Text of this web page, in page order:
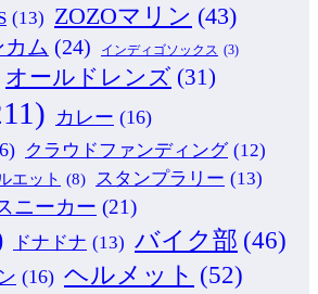
(13) ZOZOマリン (43)
カム (24) インディゴソックス (3)
オールドレンズ (31)
カレー (16)
クラウドファンディング (12)
エット (8) スタンプラリー (13)
ニーカー (21)
ドナドナ (13) バイク部 (46)
(16) ヘルメット (52)